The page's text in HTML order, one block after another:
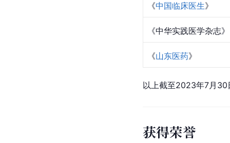
《中国临床医生》
《中华实践医学杂志》
《山东医药》
以上截至2023年7月30
获得荣誉